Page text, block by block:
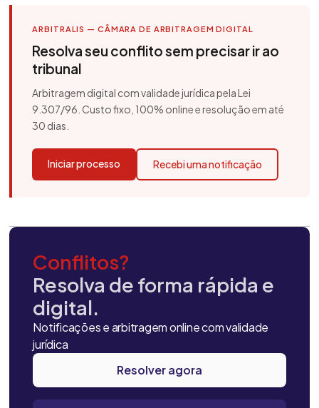
ARBITRALIS — CÂMARA DE ARBITRAGEM DIGITAL
Resolva seu conflito sem precisar ir ao
tribunal
Arbitragem digital com validade jurídica pela Lei
9.307/96. Custo fixo, 100% online e resolução em até
30 dias.
Iniciar processo Recebi uma notificação
Conflitos?
Resolva de forma rápida e
digital.
Notificações e arbitragem online com validade
jurídica
Resolver agora